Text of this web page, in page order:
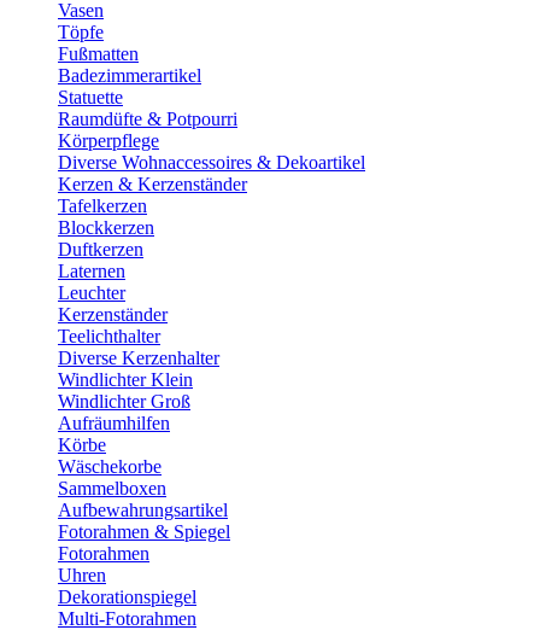
Vasen
Töpfe
Fußmatten
Badezimmerartikel
Statuette
Raumdüfte & Potpourri
Körperpflege
Diverse Wohnaccessoires & Dekoartikel
Kerzen & Kerzenständer
Tafelkerzen
Blockkerzen
Duftkerzen
Laternen
Leuchter
Kerzenständer
Teelichthalter
Diverse Kerzenhalter
Windlichter Klein
Windlichter Groß
Aufräumhilfen
Körbe
Wäschekorbe
Sammelboxen
Aufbewahrungsartikel
Fotorahmen & Spiegel
Fotorahmen
Uhren
Dekorationspiegel
Multi-Fotorahmen